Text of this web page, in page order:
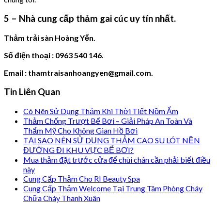
5 – Nhà cung cấp thảm gai cúc uy tín nhất.
Thảm trải sàn Hoàng Yến.
Số điện thoại : 0963 540 146.
Email : thamtraisanhoangyen@gmail.com.
Tin Liên Quan
Có Nên Sử Dụng Thảm Khi Thời Tiết Nồm Ẩm
Thảm Chống Trượt Bể Bơi – Giải Pháp An Toàn Và
Thẩm Mỹ Cho Không Gian Hồ Bơi
TẠI SAO NÊN SỬ DỤNG THẢM CAO SU LÓT NỀN
ĐƯỜNG ĐI KHU VỰC BỂ BƠI?
Mua thảm đặt trước cửa để chùi chân cần phải biết điều
này
Cung Cấp Thảm Cho RI Beauty Spa
Cung Cấp Thảm Welcome Tại Trung Tâm Phòng Cháy
Chữa Cháy Thanh Xuân